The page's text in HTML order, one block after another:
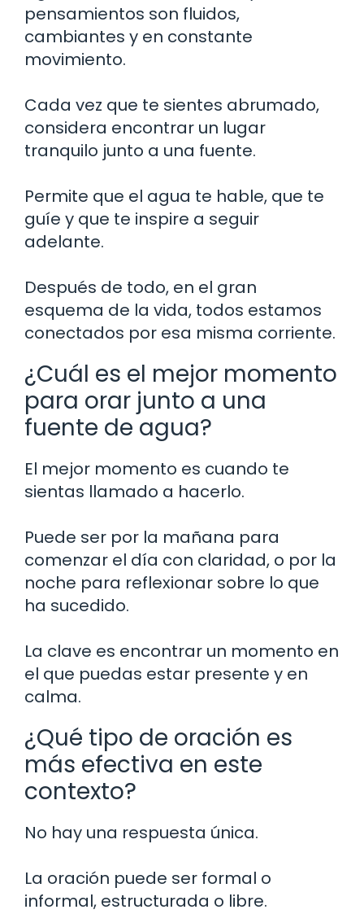
pensamientos son fluidos,
cambiantes y en constante
movimiento.
Cada vez que te sientes abrumado,
considera encontrar un lugar
tranquilo junto a una fuente.
Permite que el agua te hable, que te
guíe y que te inspire a seguir
adelante.
Después de todo, en el gran
esquema de la vida, todos estamos
conectados por esa misma corriente.
¿Cuál es el mejor momento
para orar junto a una
fuente de agua?
El mejor momento es cuando te
sientas llamado a hacerlo.
Puede ser por la mañana para
comenzar el día con claridad, o por la
noche para reflexionar sobre lo que
ha sucedido.
La clave es encontrar un momento en
el que puedas estar presente y en
calma.
¿Qué tipo de oración es
más efectiva en este
contexto?
No hay una respuesta única.
La oración puede ser formal o
informal, estructurada o libre.